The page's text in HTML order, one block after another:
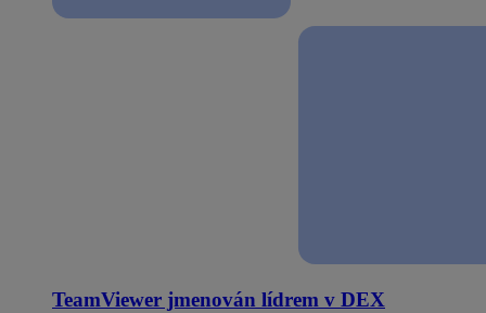
TeamViewer jmenován lídrem v DEX